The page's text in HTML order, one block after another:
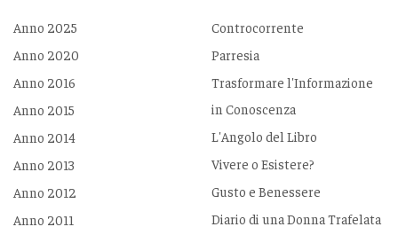
Anno 2025
Anno 2020
Anno 2016
Anno 2015
Anno 2014
Anno 2013
Anno 2012
Anno 2011
Controcorrente
Parresia
Trasformare l'Informazione
in Conoscenza
L'Angolo del Libro
Vivere o Esistere?
Gusto e Benessere
Diario di una Donna Trafelata